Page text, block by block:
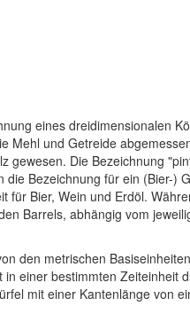
eines dreidimensionalen
und Getreide
Die Bezeichnung
Bezeichnung für ein (Bier-)
Bier, Wein und Erdöl.
Barrels, abhängig vom
den metrischen
einer bestimmten Zeiteinheit
mit einer Kantenlänge von